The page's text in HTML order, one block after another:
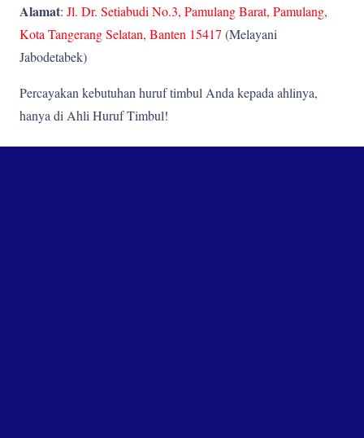
Alamat: Jl. Dr. Setiabudi No.3, Pamulang Barat, Pamulang,
Kota Tangerang Selatan, Banten 15417 (Melayani
Jabodetabek)
Percayakan kebutuhan huruf timbul Anda kepada ahlinya,
hanya di Ahli Huruf Timbul!